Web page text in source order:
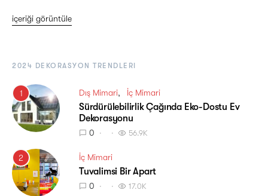
içeriği görüntüle
2024 DEKORASYON TRENDLERI
1 Dış Mimari İç Mimari
Sürdürülebilirlik Çağında Eko-Dostu Ev
Dekorasyonu
0 56.9K
2 İç Mimari
Tuvalimsi Bir Apart
0 17.0K